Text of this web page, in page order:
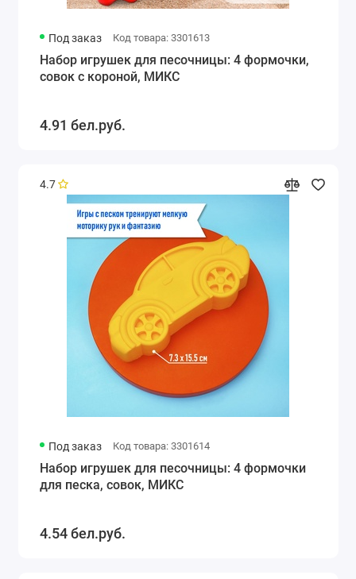
Под заказ Код товара: 3301613
Набор игрушек для песочницы: 4 формочки,
совок с короной, МИКС
4.91 бел.руб.
4.7
Под заказ Код товара: 3301614
Набор игрушек для песочницы: 4 формочки
для песка, совок, МИКС
4.54 бел.руб.